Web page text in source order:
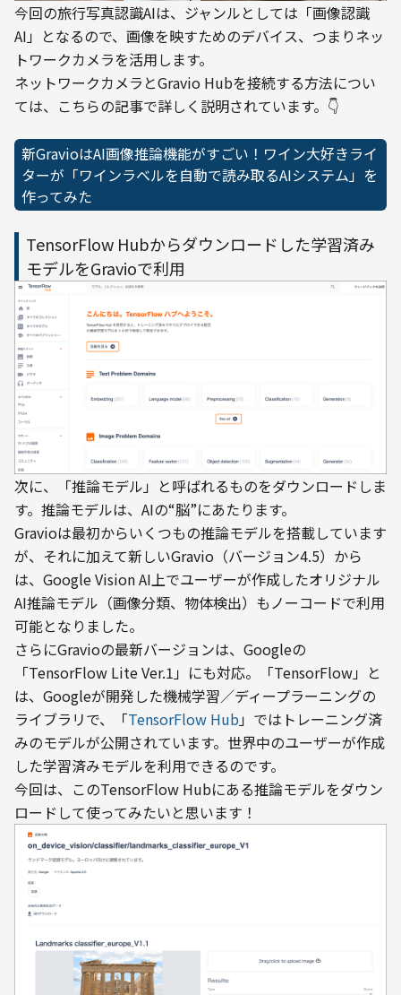
今回の旅行写真認識AIは、ジャンルとしては「画像認識
AI」となるので、画像を映すためのデバイス、つまりネッ
トワークカメラを活用します。
ネットワークカメラとGravio Hubを接続する方法につい
ては、こちらの記事で詳しく説明されています。👇
新GravioはAI画像推論機能がすごい！ワイン大好きライ
ターが「ワインラベルを自動で読み取るAIシステム」を
作ってみた
TensorFlow Hubからダウンロードした学習済み
モデルをGravioで利用
次に、「推論モデル」と呼ばれるものをダウンロードしま
す。推論モデルは、AIの“脳”にあたります。
Gravioは最初からいくつもの推論モデルを搭載しています
が、それに加えて新しいGravio（バージョン4.5）から
は、Google Vision AI上でユーザーが作成したオリジナル
AI推論モデル（画像分類、物体検出）もノーコードで利用
可能となりました。
さらにGravioの最新バージョンは、Googleの
「TensorFlow Lite Ver.1」にも対応。「TensorFlow」と
は、Googleが開発した機械学習／ディープラーニングの
ライブラリで、「TensorFlow Hub」ではトレーニング済
みのモデルが公開されています。世界中のユーザーが作成
した学習済みモデルを利用できるのです。
今回は、このTensorFlow Hubにある推論モデルをダウン
ロードして使ってみたいと思います！